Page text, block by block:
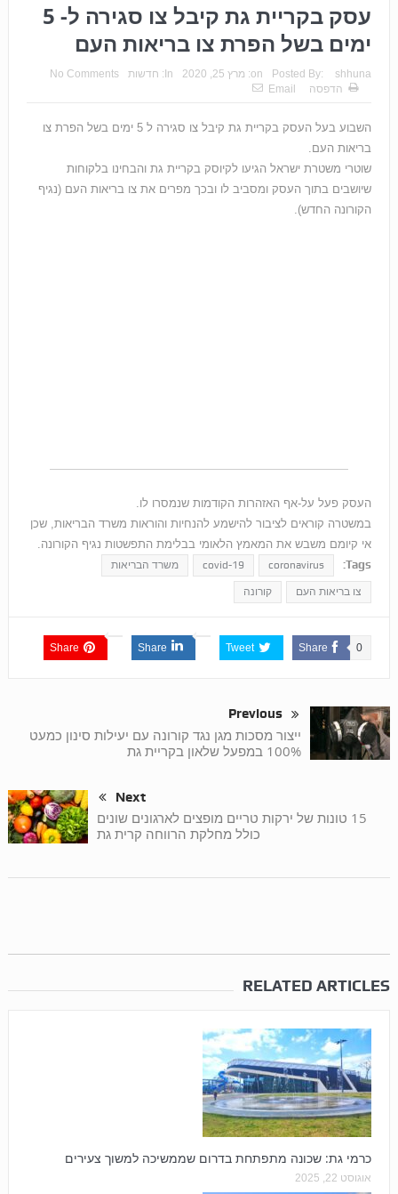
עסק בקריית גת קיבל צו סגירה ל- 5
ימים בשל הפרת צו בריאות העם
Posted By: shhuna
on: מרץ 25, 2020 In: חדשות
No Comments
הדפסה
Email
השבוע בעל העסק בקריית גת קיבל צו סגירה ל 5 ימים בשל הפרת צו
בריאות העם.
שוטרי משטרת ישראל הגיעו לקיוסק בקריית גת והבחינו בלקוחות
שיושבים בתוך העסק ומסביב לו ובכך מפרים את צו בריאות העם (נגיף
הקורונה החדש).
העסק פעל על-אף האזהרות הקודמות שנמסרו לו.
במשטרה קוראים לציבור להישמע להנחיות והוראות משרד הבריאות, שכן
אי קיומם משבש את המאמץ הלאומי בבלימת התפשטות נגיף הקורונה.
Tags:
coronavirus
covid-19 משרד הבריאות
צו בריאות העם קורונה
Share 0
Tweet
Share
Share
Previous
ייצור מסכות מגן נגד קורונה עם יעילות סינון כמעט
100% במפעל שלאון בקריית גת
Next
15 טונות של ירקות טריים מופצים לארגונים שונים
כולל מחלקת הרווחה קרית גת
RELATED ARTICLES
כרמי גת: שכונה מתפתחת בדרום שממשיכה למשוך צעירים
אוגוסט 22, 2025